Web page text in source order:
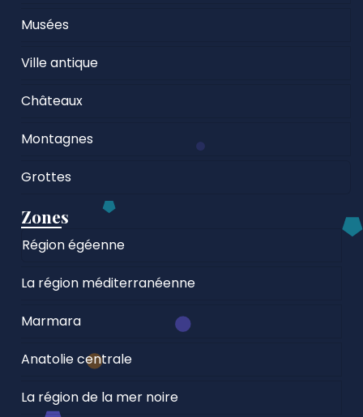
Musées
Ville antique
Châteaux
Montagnes
Grottes
Zones
Région égéenne
La région méditerranéenne
Marmara
Anatolie centrale
La région de la mer noire